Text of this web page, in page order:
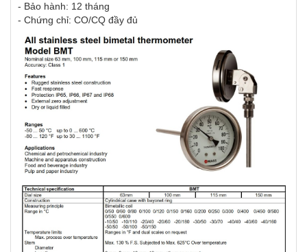
- Bảo hành: 12 tháng
- Chứng chỉ: CO/CQ đầy đủ